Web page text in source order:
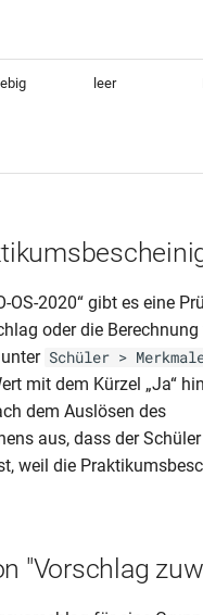
leer
OS-2020“ gibt es eine
oder die
Schüler >
mit dem Kürzel „Ja“
dem Auslösen des
aus, dass der
weil die
"Vorschlag